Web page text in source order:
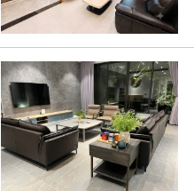
Ecopark( 3 tòa The Onsen và 2
thực giải trí…
Bên cạnh đó, các công trình tiện
cây xanh… sẽ đảm bảo, đáp ứng
tế.
- 3 tòa Căn Hộ (tòa Onsen
+ Các loại diện tích điển
Mặt bằng chung cư Swan Lake
2 căn hộ studio: 34m2 (Căn 06A,
2 căn hộ loại 1 phòng ngủ: 31m2